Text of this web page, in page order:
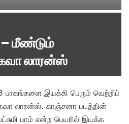
மீண்டும்
லாரன்ஸ்
பாகங்களை இயக்கி பெரும் வெற்றிப்
லாரன்ஸ். காஞ்சனா படத்தின்
பாம் என்ற பெயரில் இயக்க